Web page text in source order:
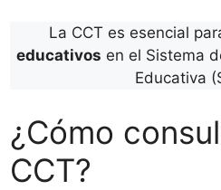
La CCT es esencial
educativos en el Sistema
Educativa
¿Cómo
CCT?